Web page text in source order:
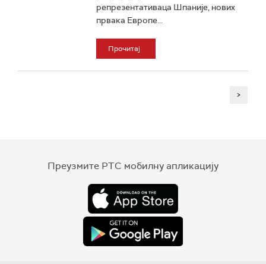
репрезентативаца Шпаније, нових
првака Европе...
Прочитај
>
Преузмите РТС мобилну апликацију